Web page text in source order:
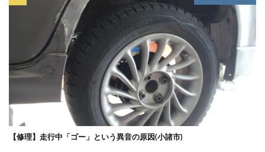
【修理】走行中「ゴー」という異音の原因(小諸市)